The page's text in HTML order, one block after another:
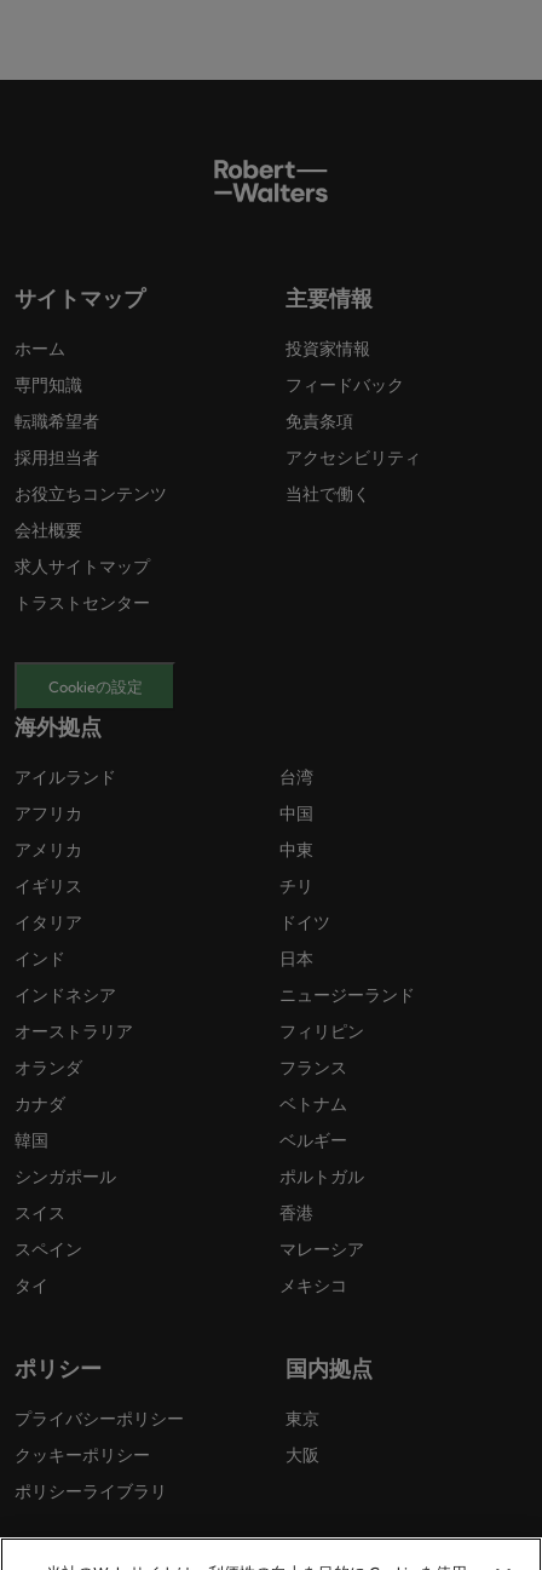
サイトマップ
ホーム
専門知識
転職希望者
採用担当者
お役立ちコンテンツ
会社概要
求人サイトマップ
トラストセンター
主要情報
投資家情報
フィードバック
免責条項
アクセシビリティ
当社で働く
Cookieの設定
海外拠点
アイルランド
アフリカ
アメリカ
イギリス
イタリア
インド
インドネシア
オーストラリア
オランダ
カナダ
韓国
シンガポール
スイス
スペイン
タイ
台湾
中国
中東
チリ
ドイツ
日本
ニュージーランド
フィリピン
フランス
ベトナム
ベルギー
ポルトガル
香港
マレーシア
メキシコ
ポリシー
プライバシーポリシー
クッキーポリシー
ポリシーライブラリ
国内拠点
東京
大阪